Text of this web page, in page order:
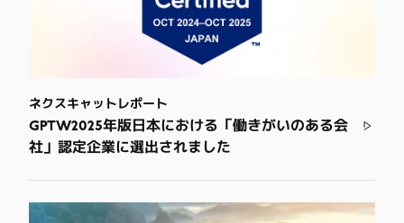
ネクスキャットレポート
GPTW2025年版日本における「働きがいのある会
社」認定企業に選出されました